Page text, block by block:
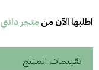
اطلبها الآن منمتجر دانتي
تقييمات المنتج